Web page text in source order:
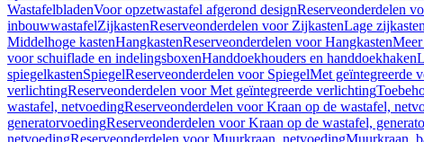
WastafelbladenVoor opzetwastafel afgerond designReserveonderdelen
inbouwwastafelZijkastenReserveonderdelen voor ZijkastenLage zijkasten
Middelhoge kastenHangkastenReserveonderdelen voor Hangkasten
voor schuiflade en indelingsboxenHanddoekhouders en handdoekhaken
spiegelkastenSpiegelReserveonderdelen voor SpiegelMet geïntegreerde
verlichtingReserveonderdelen voor Met geïntegreerde verlichting
wastafel, netvoedingReserveonderdelen voor Kraan op de wastafel,
generatorvoedingReserveonderdelen voor Kraan op de wastafel,
netvoedingReserveonderdelen voor Muurkraan, netvoedingMuurkraan,